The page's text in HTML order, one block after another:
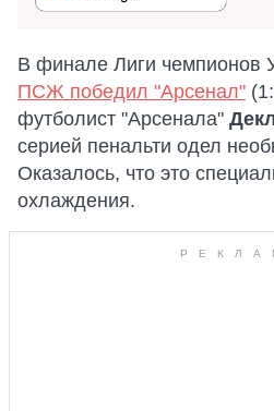
В финале Лиги чемпионов
ПСЖ победил "Арсенал"
футболист "Арсенала"
серией пенальти одел
Оказалось, что это
охлаждения.